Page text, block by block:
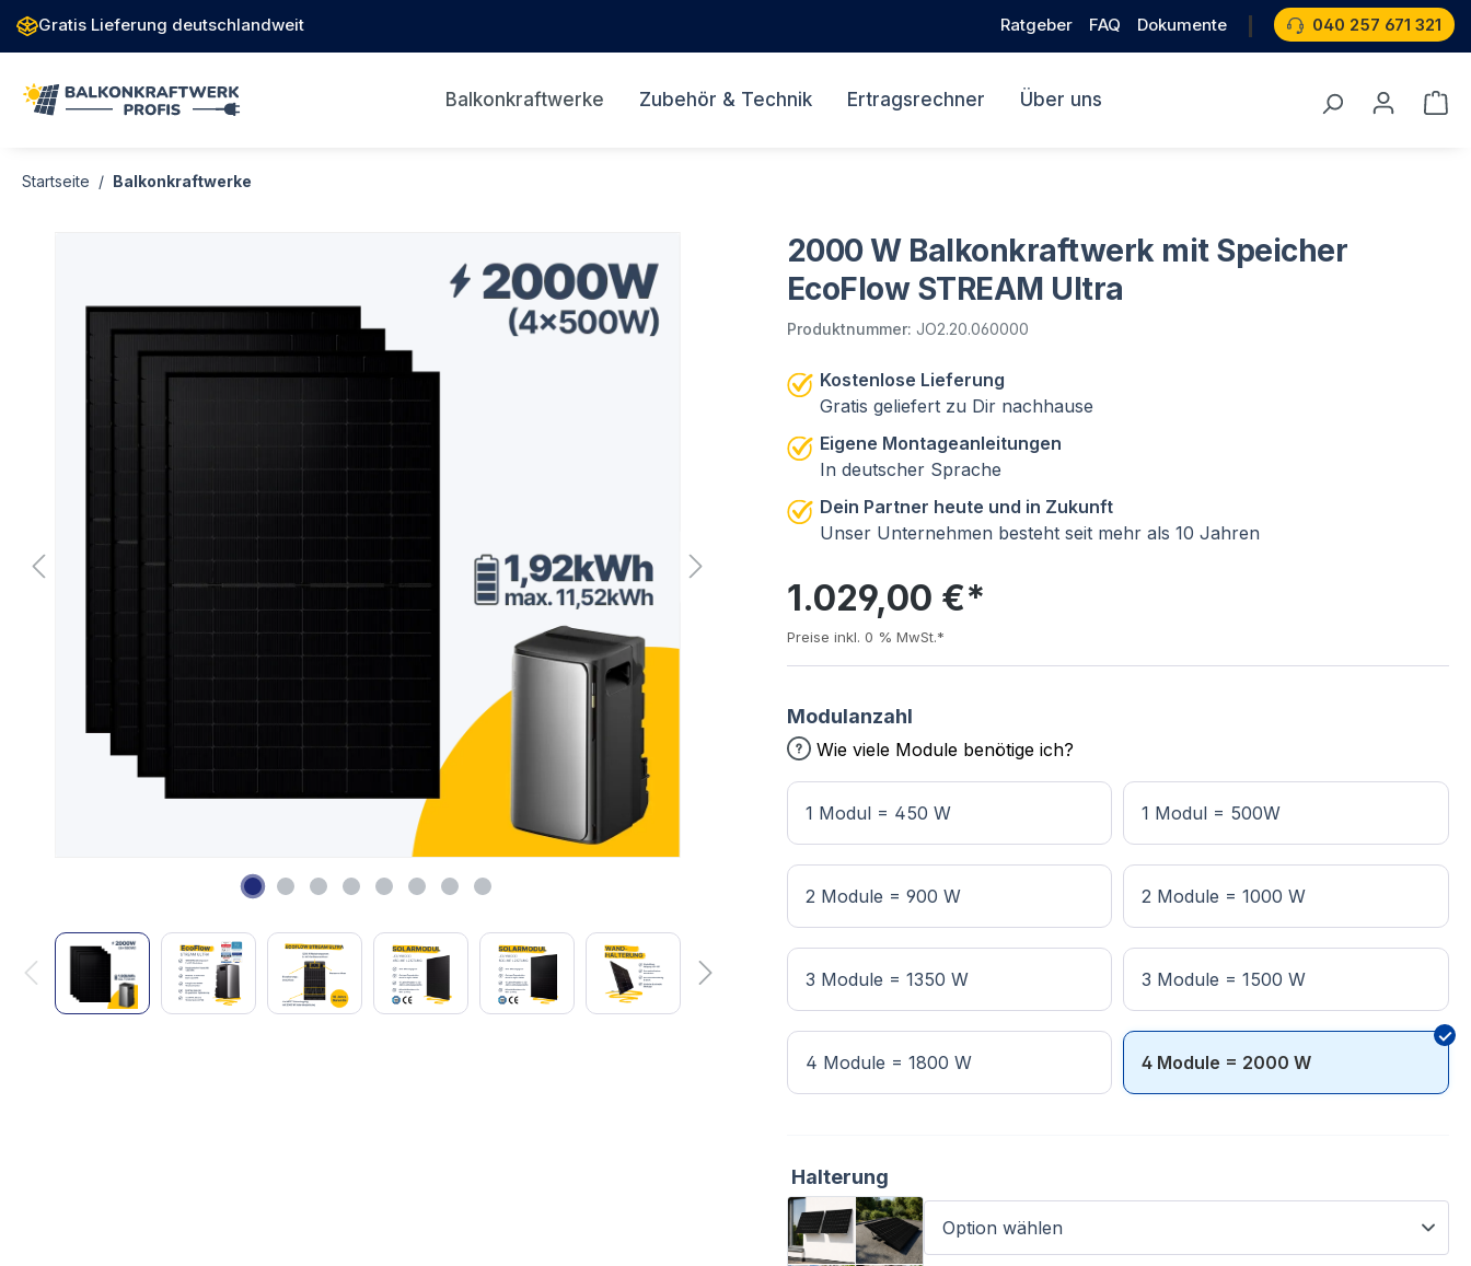
springen Zur Hauptnavigation springen
Gratis Lieferung deutschlandweit Ratgeber FAQ Dokumente 040 257 671 321
Balkonkraftwerke Zubehör & Technik Ertragsrechner Über uns
Startseite Balkonkraftwerke
2000 W Balkonkraftwerk mit Speicher
EcoFlow STREAM Ultra
Produktnummer: JO2.20.060000
Kostenlose Lieferung
Gratis geliefert zu Dir nachhause
Eigene Montageanleitungen
In deutscher Sprache
Dein Partner heute und in Zukunft
Unser Unternehmen besteht seit mehr als 10 Jahren
1.029,00 €*
Preise inkl. 0 % MwSt.*
Modulanzahl
Wie viele Module benötige ich?
1 Modul = 450 W 1 Modul = 500W
2 Module = 900 W 2 Module = 1000 W
3 Module = 1350 W 3 Module = 1500 W
4 Module = 1800 W 4 Module = 2000 W
Halterung